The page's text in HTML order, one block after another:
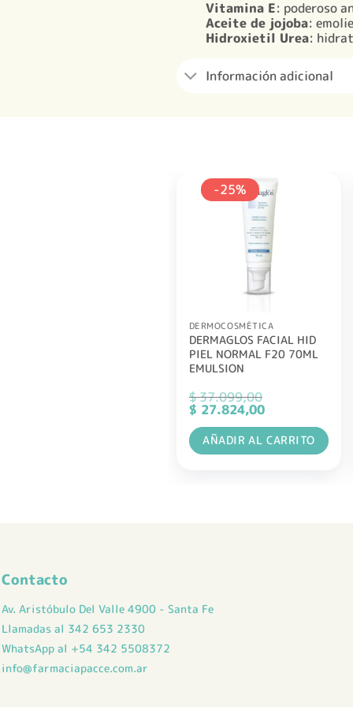
Vitamina E: poderoso
Aceite de jojoba:
Hidroxietil Urea:
Información adicional
-25%
DERMOCOSMÉTICA
DERMAGLOS FACIAL HID
PIEL NORMAL F20 70ML
EMULSION
$37.099,00
El
precio
original
era:
$ 37.099,00.
$ 27.824,00El
precio
actual
es:
$ 27.824,00.
AÑADIR AL CARRITO
Contacto
Av. Aristóbulo Del Valle 4900 - Santa Fe
Llamadas al 342 653 2330
WhatsApp al +54 342 5508372
info@farmaciapacce.com.ar